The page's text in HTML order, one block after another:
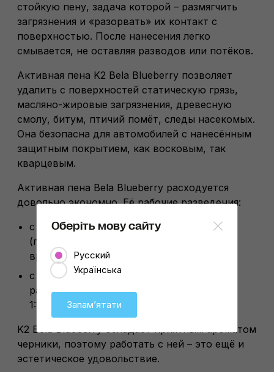
стойкую пену, задача которой – размягчить
загрязнения и «разорвать» их контакт с
поверхностью. После нанесения легко
смывается, не оставляя разводов или потёков.
Активная пена K2 Bela Blueberry позволяет
удалить с поверхностей статическую грязь,
масляно-жировые загрязнения, древесную
смолу, битум, птичий помёт, следы насекомых.
Она безопасна для автомобилей с нанесённым
защитным покрытием, как восковым, так
кварцевым.
Активная пена Bela Blueberry расходуется
довольно экономно. Её рабочие разведения:
с использованием пеногенератора
(подключение к АВД) – 1:10 в холодное
время года, 1:20 – в тёплое время года
с пеногенераторами низкого давления,
распылителями, для ручной мойки: 1:50…
1:100.
K2 Bela Blueberry обладает приятным ароматом
черники, поэтому работать с ней – это ещё и
эстетическое удовольствие.
Оберіть мову сайту
Русский
Українська
Запамʼятати